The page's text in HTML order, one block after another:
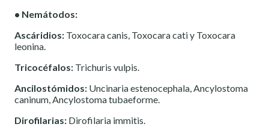
• Nemátodos:
Ascáridios: Toxocara canis, Toxocara cati y Toxocara
leonina.
Tricocéfalos: Trichuris vulpis.
Ancilostómidos: Uncinaria estenocephala, Ancylostoma
caninum, Ancylostoma tubaeforme.
Dirofilarias: Dirofilaria immitis.